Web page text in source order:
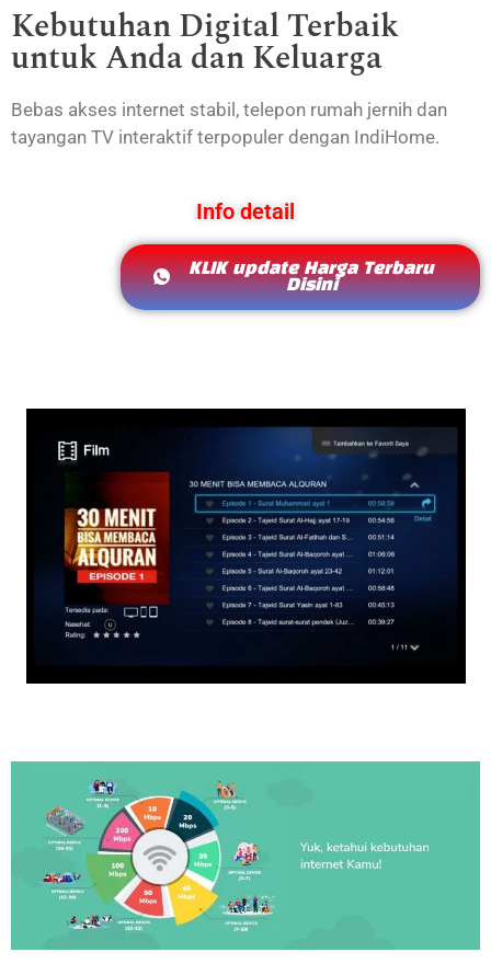
Kebutuhan Digital Terbaik
untuk Anda dan Keluarga
Bebas akses internet stabil, telepon rumah jernih dan
tayangan TV interaktif terpopuler dengan IndiHome.
Info detail
KLIK update Harga Terbaru
Disini